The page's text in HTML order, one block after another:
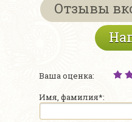
Отзывы
Ваша оценка:
Имя, фамилия*: